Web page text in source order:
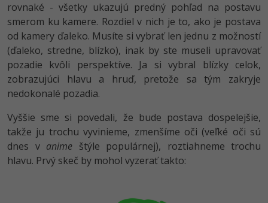
rovnaké - všetky ukazujú predný pohľad na postavu
smerom ku kamere. Rozdiel v nich je to, ako je postava
od kamery ďaleko. Musíte si vybrať len jednu z možností
(ďaleko, stredne, blízko), inak by ste museli upravovať
pozadie kvôli perspektíve. Ja si vybral blízky celok,
zobrazujúci hlavu a hruď, pretože sa tým zakryje
nedokonalé pozadia.
Vyššie sme si povedali, že bude postava dospelejšie,
takže ju trochu vyvinieme, zmenšíme oči (veľké oči sú
dnes v anime štýle populárnej), roztiahneme trochu
hlavu. Prvý skeč by mohol vyzerať takto: